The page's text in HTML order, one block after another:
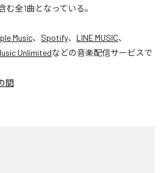
む全1曲となっている。
Music、 Spotify、 LINE MUSIC、
Unlimitedなどの音楽配信サービスで
間